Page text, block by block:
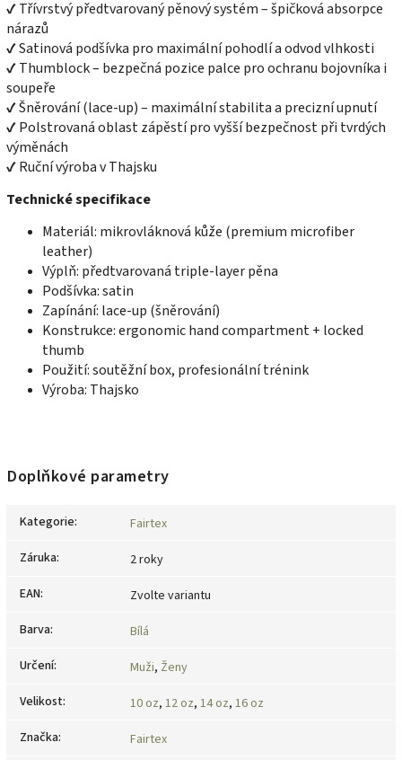
✔ Třívrstvý předtvarovaný pěnový systém – špičková absorpce
nárazů
✔ Satinová podšívka pro maximální pohodlí a odvod vlhkosti
✔ Thumblock – bezpečná pozice palce pro ochranu bojovníka i
soupeře
✔ Šněrování (lace-up) – maximální stabilita a precizní upnutí
✔ Polstrovaná oblast zápěstí pro vyšší bezpečnost při tvrdých
výměnách
✔ Ruční výroba v Thajsku
Technické specifikace
Materiál: mikrovláknová kůže (premium microfiber
leather)
Výplň: předtvarovaná triple-layer pěna
Podšívka: satin
Zapínání: lace-up (šněrování)
Konstrukce: ergonomic hand compartment + locked
thumb
Použití: soutěžní box, profesionální trénink
Výroba: Thajsko
Doplňkové parametry
Kategorie:
Fairtex
Záruka:
2 roky
EAN:
Zvolte variantu
Barva:
Bílá
Určení: Muži, Ženy
Velikost: 10 oz, 12 oz, 14 oz, 16 oz
Značka:
Fairtex